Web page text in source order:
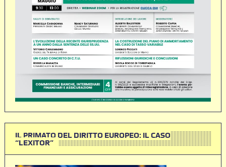
IL PRIMATO DEL DIRITTO EUROPEO: IL CASO
“LEXITOR”